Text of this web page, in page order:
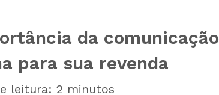
da comunicação
para sua revenda
leitura:2 minutos